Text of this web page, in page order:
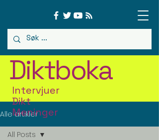
Diktboka
Intervjuer
Dikt
Meninger
Alle artikler
All Posts